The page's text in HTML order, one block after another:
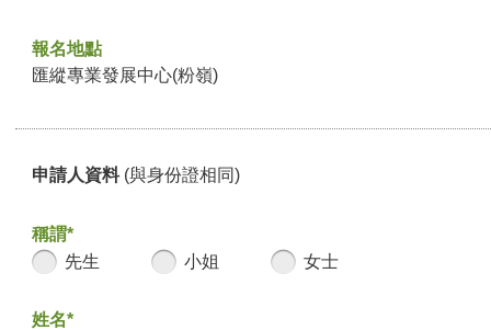
報名地點
匯縱專業發展中心(粉嶺)
申請人資料 (與身份證相同)
稱謂*
先生
小姐 女士
姓名*